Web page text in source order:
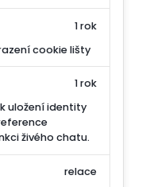
cookie lišty
1 rok
uložení identity
živého chatu.
1 rok
relace